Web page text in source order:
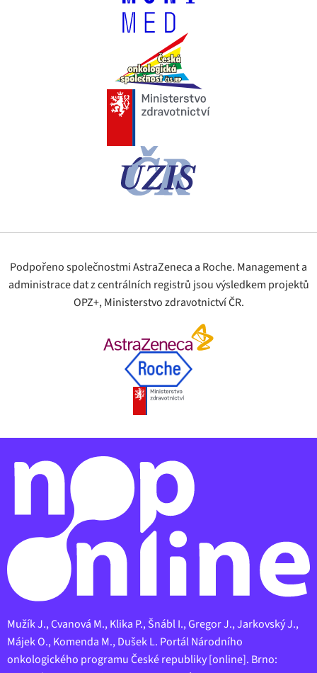
Podpořeno společnostmi AstraZeneca a Roche. Management a
administrace dat z centrálních registrů jsou výsledkem projektů
OPZ+, Ministerstvo zdravotnictví ČR.
Mužík J., Cvanová M., Klika P., Šnábl I., Gregor J., Jarkovský J.,
Májek O., Komenda M., Dušek L. Portál Národního
onkologického programu České republiky [online]. Brno: